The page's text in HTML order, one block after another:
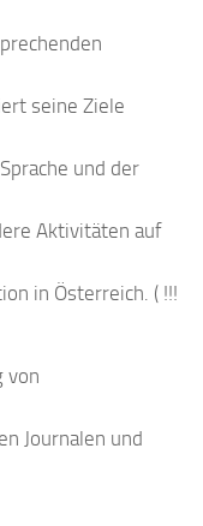
seine Ziele
und der
Aktivitäten auf
in Österreich. ( !!!
von
Journalen und